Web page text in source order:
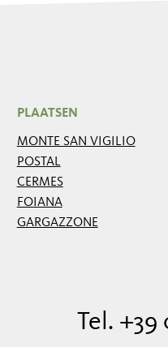
PLAATSEN
MONTE SAN VIGILIO
POSTAL
CERMES
FOIANA
GARGAZZONE
Tel. +39